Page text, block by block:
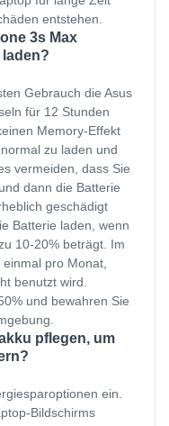
entstehen.
3s Max
laden?
Gebrauch die Asus
für 12 Stunden
Memory-Effekt
zu laden und
vermeiden, dass Sie
dann die Batterie
geschädigt
Batterie laden, wenn
10-20% beträgt. Im
pro Monat,
benutzt wird.
und bewahren Sie
pflegen, um
ein.
Bildschirms